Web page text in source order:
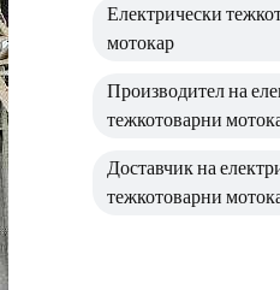
Електрически
мотокар
Производител на
тежкотоварни
Доставчик на
тежкотоварни